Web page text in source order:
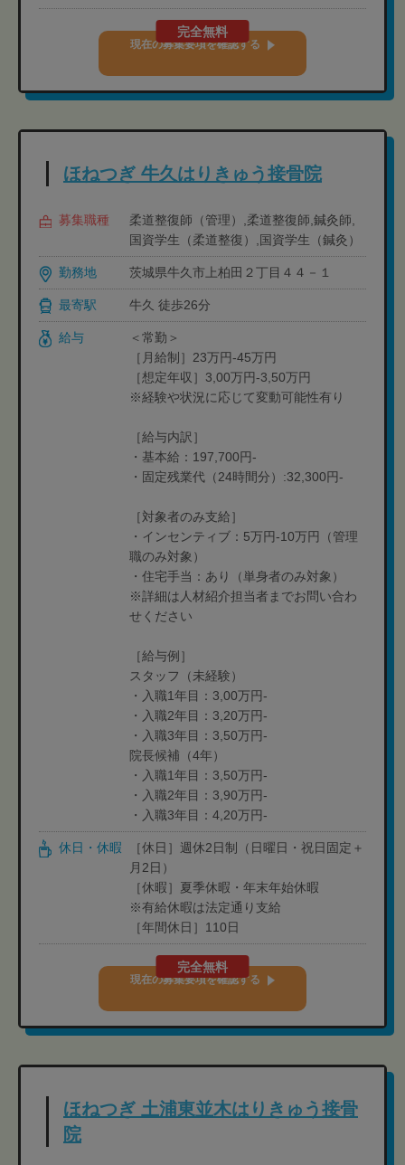
完全無料
現在の募集要項を確認する
ほねつぎ 牛久はりきゅう接骨院
募集職種
柔道整復師（管理）,柔道整復師,鍼灸師,
国資学生（柔道整復）,国資学生（鍼灸）
勤務地 茨城県牛久市上柏田２丁目４４－１
最寄駅 牛久 徒歩26分
給与
＜常勤＞
［月給制］23万円-45万円
［想定年収］3,00万円-3,50万円
※経験や状況に応じて変動可能性有り
［給与内訳］
・基本給：197,700円-
・固定残業代（24時間分）:32,300円-
［対象者のみ支給］
・インセンティブ：5万円-10万円（管理
職のみ対象）
・住宅手当：あり（単身者のみ対象）
※詳細は人材紹介担当者までお問い合わ
せください
［給与例］
スタッフ（未経験）
・入職1年目：3,00万円-
・入職2年目：3,20万円-
・入職3年目：3,50万円-
院長候補（4年）
・入職1年目：3,50万円-
・入職2年目：3,90万円-
・入職3年目：4,20万円-
休日・休暇
［休日］週休2日制（日曜日・祝日固定＋
月2日）
［休暇］夏季休暇・年末年始休暇
※有給休暇は法定通り支給
［年間休日］110日
完全無料
現在の募集要項を確認する
ほねつぎ 土浦東並木はりきゅう接骨
院